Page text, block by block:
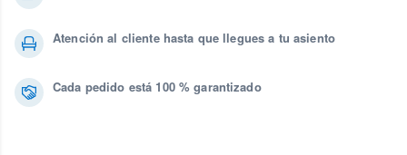
Atención al cliente hasta que llegues a tu asiento
Cada pedido está 100 % garantizado